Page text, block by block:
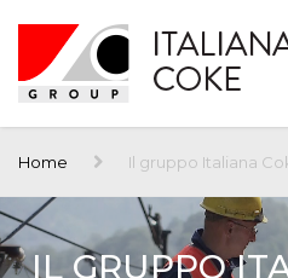
Home Il gruppo Italiana
IL GRUPPO